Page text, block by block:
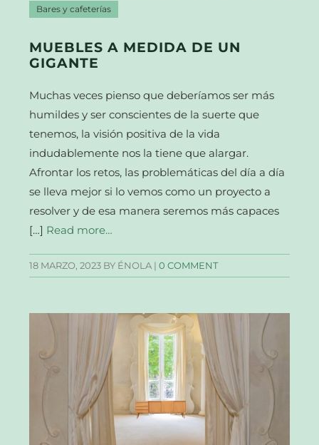
Bares y cafeterías
MUEBLES A MEDIDA DE UN
GIGANTE
Muchas veces pienso que deberíamos ser más
humildes y ser conscientes de la suerte que
tenemos, la visión positiva de la vida
indudablemente nos la tiene que alargar.
Afrontar los retos, las problemáticas del día a día
se lleva mejor si lo vemos como un proyecto a
resolver y de esa manera seremos más capaces
[…] Read more…
18 MARZO, 2023 BY ÉNOLA |0 COMMENT